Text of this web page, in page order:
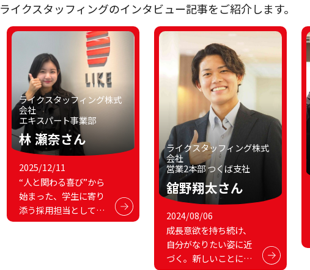
ライクスタッフィングのインタビュー記事をご紹介します。
ライクスタッフィング株式
会社
エキスパート事業部
林 瀬奈さん
2025/12/11
“人と関わる喜び”から
始まった、学生に寄り
添う採用担当としての
今
ライクスタッフィング株式
会社
営業2本部 つくば支社
舘野翔太さん
2024/08/06
成長意欲を持ち続け、
自分がなりたい姿に近
づく。新しいことにコ